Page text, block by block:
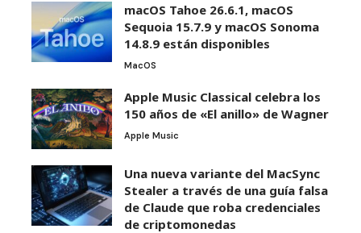
macOS Tahoe 26.6.1, macOS
Sequoia 15.7.9 y macOS Sonoma
14.8.9 están disponibles
MacOS
Apple Music Classical celebra los
150 años de «El anillo» de Wagner
Apple Music
Una nueva variante del MacSync
Stealer a través de una guía falsa
de Claude que roba credenciales
de criptomonedas